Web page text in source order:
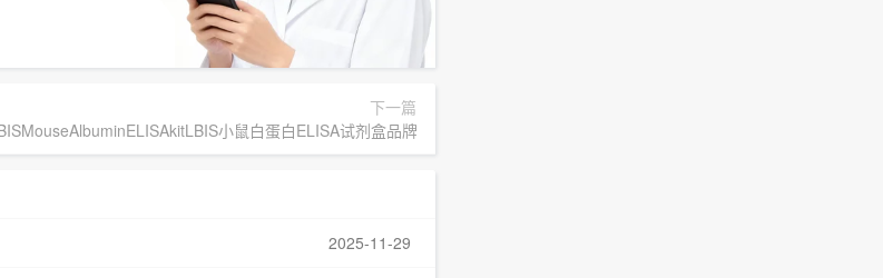
下一篇
小鼠白蛋白ELISA试剂盒品牌：FUJIFILMWakoShibayagi
2025-11-29